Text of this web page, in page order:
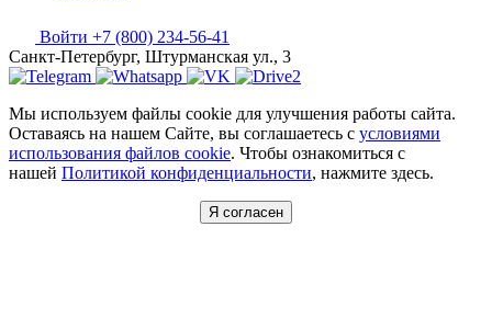
Войти +7 (800) 234-56-41
Санкт-Петербург, Штурманская ул., 3
Мы используем файлы cookie для улучшения работы сайта.
Оставаясь на нашем Сайте, вы соглашаетесь с условиями
использования файлов cookie. Чтобы ознакомиться с
нашей Политикой конфиденциальности, нажмите здесь.
Я согласен